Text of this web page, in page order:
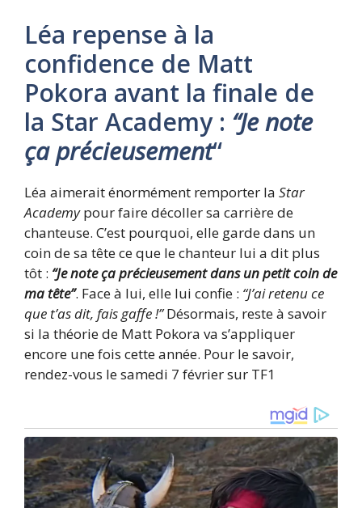
Léa repense à la
confidence de Matt
Pokora avant la finale de
la Star Academy : “Je note
ça précieusement“
Léa aimerait énormément remporter la Star
Academypour faire décoller sa carrière de
chanteuse. C’est pourquoi, elle garde dans un
coin de sa tête ce que le chanteur lui a dit plus
tôt : “Je note ça précieusement dans un petit coin de
ma tête”. Face à lui, elle lui confie : “J’ai retenu ce
que t’as dit, fais gaffe !”Désormais, reste à savoir
si la théorie de Matt Pokora va s’appliquer
encore une fois cette année. Pour le savoir,
rendez-vous le samedi 7 février sur TF1